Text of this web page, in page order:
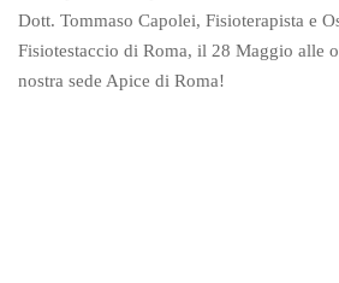
Dott. Tommaso Capolei, Fisioterapista e
Fisiotestaccio di Roma, il 28 Maggio alle
nostra sede Apice di Roma!